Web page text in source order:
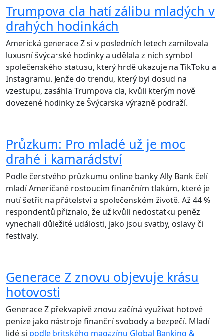
Trumpova cla hatí zálibu mladých v
drahých hodinkách
Americká generace Z si v posledních letech zamilovala
luxusní švýcarské hodinky a udělala z nich symbol
společenského statusu, který hrdě ukazuje na TikToku a
Instagramu. Jenže do trendu, který byl dosud na
vzestupu, zasáhla Trumpova cla, kvůli kterým nově
dovezené hodinky ze Švýcarska výrazně podraží.
Průzkum: Pro mladé už je moc
drahé i kamarádství
Podle čerstvého průzkumu online banky Ally Bank čelí
mladí Američané rostoucím finančním tlakům, které je
nutí šetřit na přátelství a společenském životě. Až 44 %
respondentů přiznalo, že už kvůli nedostatku peněz
vynechali důležité události, jako jsou svatby, oslavy či
festivaly.
Generace Z znovu objevuje krásu
hotovosti
Generace Z překvapivě znovu začíná využívat hotové
peníze jako nástroje finanční svobody a bezpečí. Mladí
lidé si podle britského magazínu Global Banking &